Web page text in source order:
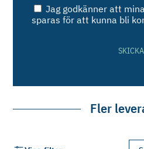
Samtycke*
Jag godkänner att
sparas för att kunna bli
SKICKA
Fler